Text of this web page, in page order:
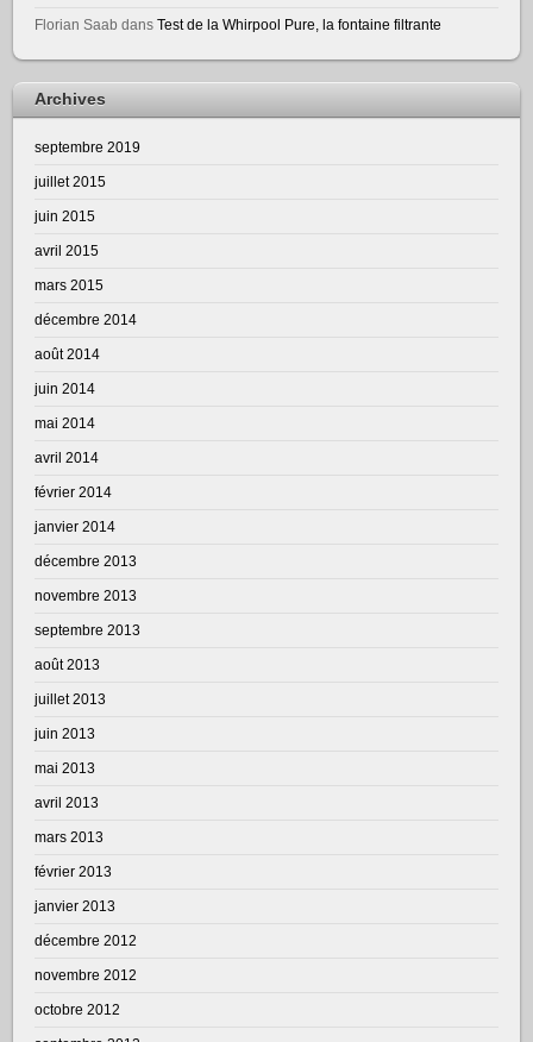
Florian Saab dansTest de la Whirpool Pure, la fontaine filtrante
Archives
septembre 2019
juillet 2015
juin 2015
avril 2015
mars 2015
décembre 2014
août 2014
juin 2014
mai 2014
avril 2014
février 2014
janvier 2014
décembre 2013
novembre 2013
septembre 2013
août 2013
juillet 2013
juin 2013
mai 2013
avril 2013
mars 2013
février 2013
janvier 2013
décembre 2012
novembre 2012
octobre 2012